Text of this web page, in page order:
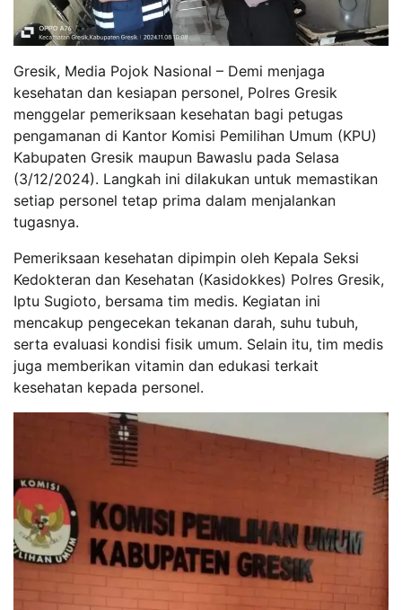
Gresik, Media Pojok Nasional – Demi menjaga
kesehatan dan kesiapan personel, Polres Gresik
menggelar pemeriksaan kesehatan bagi petugas
pengamanan di Kantor Komisi Pemilihan Umum (KPU)
Kabupaten Gresik maupun Bawaslu pada Selasa
(3/12/2024). Langkah ini dilakukan untuk memastikan
setiap personel tetap prima dalam menjalankan
tugasnya.
Pemeriksaan kesehatan dipimpin oleh Kepala Seksi
Kedokteran dan Kesehatan (Kasidokkes) Polres Gresik,
Iptu Sugioto, bersama tim medis. Kegiatan ini
mencakup pengecekan tekanan darah, suhu tubuh,
serta evaluasi kondisi fisik umum. Selain itu, tim medis
juga memberikan vitamin dan edukasi terkait
kesehatan kepada personel.